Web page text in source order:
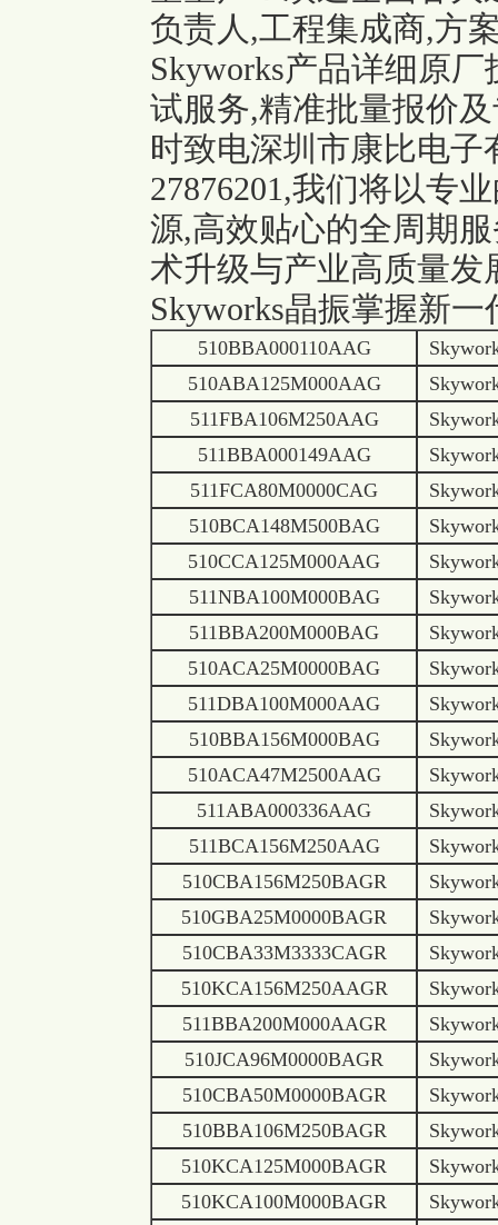
负责人,工程集成商,方
Skyworks产品详细原
试服务,精准批量报价
时致电深圳市康比电子
27876201,我们将以专
源,高效贴心的全周期
术升级与产业高质量发
Skyworks晶振掌握新
510BBA000110AAG
510ABA125M000AAG
511FBA106M250AAG
511BBA000149AAG
511FCA80M0000CAG
510BCA148M500BAG
510CCA125M000AAG
511NBA100M000BAG
511BBA200M000BAG
510ACA25M0000BAG
511DBA100M000AAG
510BBA156M000BAG
510ACA47M2500AAG
511ABA000336AAG
511BCA156M250AAG
510CBA156M250BAGR
510GBA25M0000BAGR
510CBA33M3333CAGR
510KCA156M250AAGR
511BBA200M000AAGR
510JCA96M0000BAGR
510CBA50M0000BAGR
510BBA106M250BAGR
510KCA125M000BAGR
510KCA100M000BAGR